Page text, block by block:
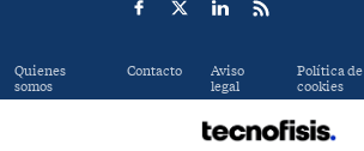
Quienes
somos
Contacto Aviso
legal
Política de
cookies